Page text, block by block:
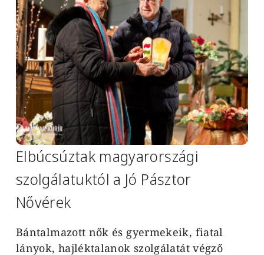
Elbúcsúztak magyarországi
szolgálatuktól a Jó Pásztor
Nővérek
Bántalmazott nők és gyermekeik, fiatal
lányok, hajléktalanok szolgálatát végző